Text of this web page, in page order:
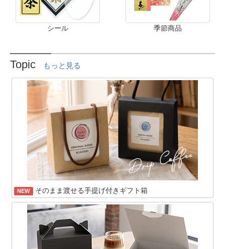
シール 季節商品
Topic もっと見る
NEW そのまま渡せる手提げ付きギフト箱